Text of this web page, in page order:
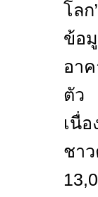
โล
ข้อ
อา
ตัว
เนื่
ชา